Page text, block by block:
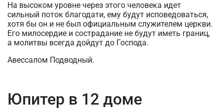
На высоком уровне через этого человека идет
сильный поток благодати, ему будут исповедоваться,
хотя бы он и не был официальным служителем церкви.
Его милосердие и сострадание не будут иметь границ,
а молитвы всегда дойдут до Господа.
Авессалом Подводный.
Юпитер в 12 доме